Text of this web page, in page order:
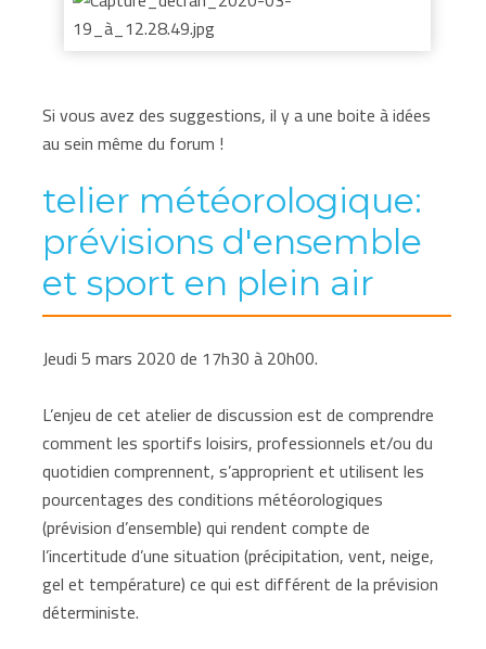
Si vous avez des suggestions, il y a une boite à idées
au sein même du forum !
telier météorologique:
prévisions d'ensemble
et sport en plein air
Jeudi 5 mars 2020 de 17h30 à 20h00.
L’enjeu de cet atelier de discussion est de comprendre
comment les sportifs loisirs, professionnels et/ou du
quotidien comprennent, s’approprient et utilisent les
pourcentages des conditions météorologiques
(prévision d’ensemble) qui rendent compte de
l’incertitude d’une situation (précipitation, vent, neige,
gel et température) ce qui est différent de la prévision
déterministe.